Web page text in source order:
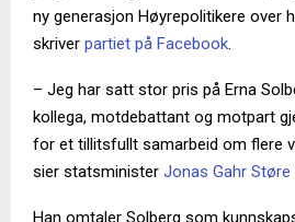
ny generasjon Høyrepolitikere over
skriver partiet på Facebook
– Jeg har satt stor pris på Erna
kollega, motdebattant og motpart
for et tillitsfullt samarbeid om flere
sier statsminister Jonas Gahr Støre
Han omtaler Solberg som